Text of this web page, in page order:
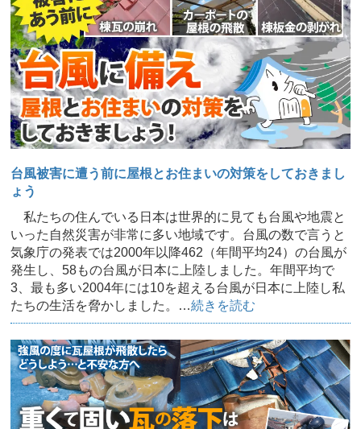
台風被害に遭う前に屋根とお住まいの対策をしておきまし
ょう
私たちの住んでいる日本は世界的に見ても台風や地震と
いった自然災害が非常に多い地域です。台風の数で言うと
気象庁の発表では2000年以降462（年間平均24）の台風が
発生し、58もの台風が日本に上陸しました。年間平均で
3、最も多い2004年には10を超える台風が日本に上陸し私
たちの生活を脅かしました。…続きを読む